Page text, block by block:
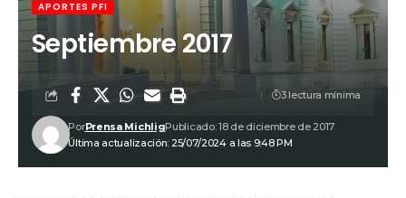
APORTES PFI
Septiembre 2017
Última actualización: 25/07/2024 a las 9:48 PM
PorPrensa MichligPublicado: 18 de diciembre de 2017
3 lectura mínima